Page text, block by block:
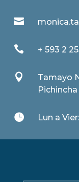

 + 593 2

Tamayo
 Lun a